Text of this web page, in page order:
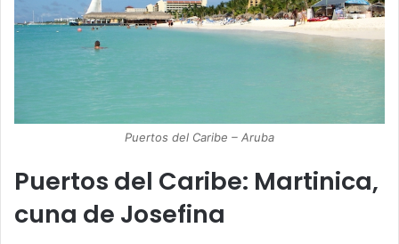
Puertos del Caribe – Aruba
Puertos del Caribe: Martinica,
cuna de Josefina